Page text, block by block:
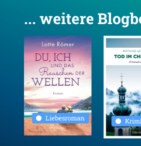
... weitere
Liebesroman